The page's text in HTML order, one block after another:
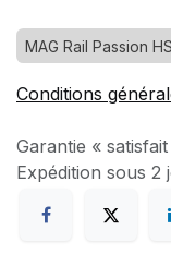
MAG Rail Passion HS
Conditions
Garantie «
Expédition sous